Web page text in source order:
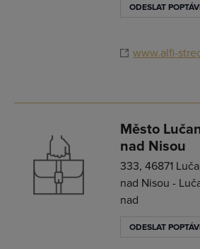
ODESLAT
www.alfi-
Město
nad Nisou
333, 46871
nad Nisou -
nad
ODESLAT